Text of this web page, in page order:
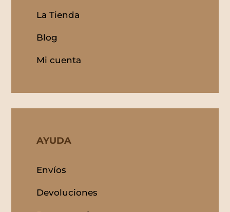
La Tienda
Blog
Mi cuenta
AYUDA
Envíos
Devoluciones